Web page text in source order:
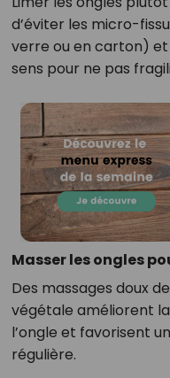
d’éviter les micro-
verre ou en carton)
sens pour ne pas
Masser les ongles
Des massages doux
végétale améliorent
l’ongle et favorisent
régulière.